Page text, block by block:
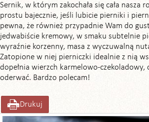
Sernik, w którym zakochała się cała nasza
prostu bajecznie, jeśli lubicie pierniki i
pewna, że również przypadnie Wam do
jedwabiście kremowy, w smaku subtelnie
wyraźnie korzenny, masa z wyczuwalną
Zatopione w niej pierniczki idealnie z nią
dopełnia wierzch karmelowo-czekoladowy,
oderwać. Bardzo polecam!
Drukuj